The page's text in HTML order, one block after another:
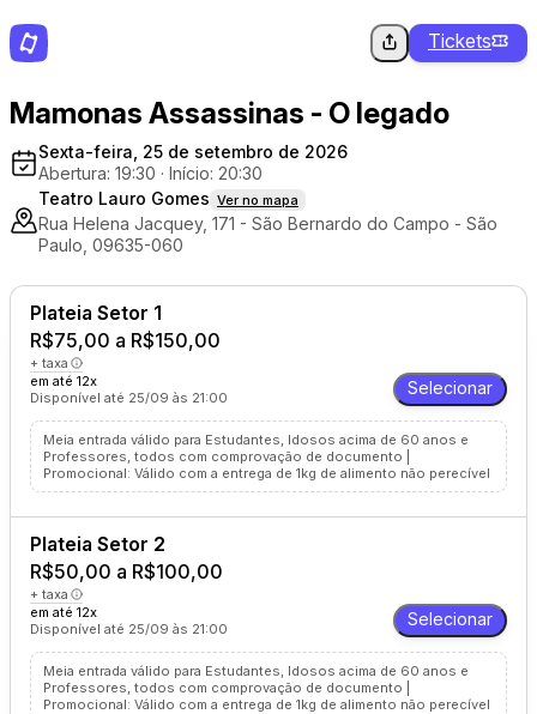
Tickets
Mamonas Assassinas - O legado
Sexta-feira, 25 de setembro de 2026
Abertura: 19:30 · Início: 20:30
Teatro Lauro Gomes Ver no mapa
Rua Helena Jacquey, 171 - São Bernardo do Campo - São
Paulo, 09635-060
Plateia Setor 1
R$75,00 a R$150,00
+ taxa
em até 12x
Disponível até 25/09 às 21:00
Selecionar
Meia entrada válido para Estudantes, Idosos acima de 60 anos e
Professores, todos com comprovação de documento |
Promocional: Válido com a entrega de 1kg de alimento não perecível
Plateia Setor 2
R$50,00 a R$100,00
+ taxa
em até 12x
Disponível até 25/09 às 21:00
Selecionar
Meia entrada válido para Estudantes, Idosos acima de 60 anos e
Professores, todos com comprovação de documento |
Promocional: Válido com a entrega de 1kg de alimento não perecível